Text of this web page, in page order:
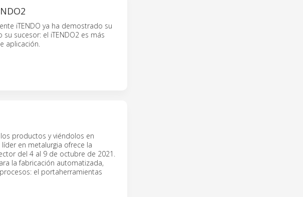
iTENDO ya ha demostrado su
sucesor: el iTENDO2 es más
aplicación.
productos y viéndolos en
en metalurgia ofrece la
del 4 al 9 de octubre de 2021.
la fabricación automatizada,
el portaherramientas